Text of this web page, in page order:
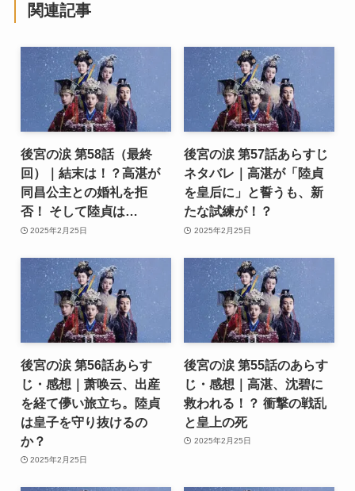
関連記事
後宮の涙 第58話（最終
回）｜結末は！？高湛が
同昌公主との婚礼を拒
否！ そして陸貞は…
2025年2月25日
後宮の涙 第57話あらすじ
ネタバレ｜高湛が「陸貞
を皇后に」と誓うも、新
たな試練が！？
2025年2月25日
後宮の涙 第56話あらす
じ・感想｜萧唤云、出産
を経て儚い旅立ち。陸貞
は皇子を守り抜けるの
か？
2025年2月25日
後宮の涙 第55話のあらす
じ・感想｜高湛、沈碧に
救われる！？ 衝撃の戦乱
と皇上の死
2025年2月25日